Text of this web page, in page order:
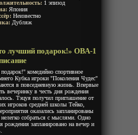
1 эпизод
Япония
Неизвестно
Дубляж
лучший подарок!» ОВА-1
комедийно спортивное
Кубка игроки "Поколения Чудес"
в повседневную жизнь. Впервые
вечеринку в честь дня рождения
Тэцуя получил приглашение от
игроков средней школы Тейко,
оказались запланированы
собраться с мыслями. Одно
рождения запланировано на вечер и